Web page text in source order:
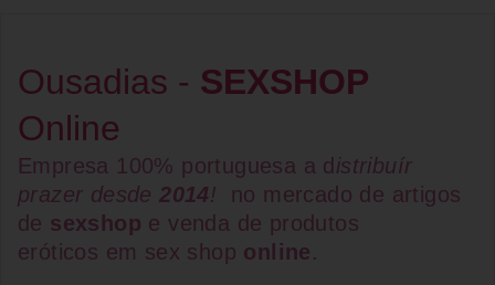
Ousadias - SEXSHOP
Online
Empresa 100% portuguesa a d istribuír
prazer desde2014!
no mercado de artigos
de sexshop e venda de produtos
eróticos em sex shop online.